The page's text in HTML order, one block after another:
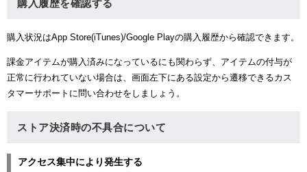
購入履歴を確認する
購入状況はApp Store(iTunes)/Google Playの購入履歴から確認できます。
課金アイテムが購入済みになっているにも関わらず、アイテムの付与が
正常に行われていない場合は、画面左下にある設定から遷移できるカス
タマーサポートに問い合わせをしましょう。
ストア決済時の不具合について
アクセス集中により発生する